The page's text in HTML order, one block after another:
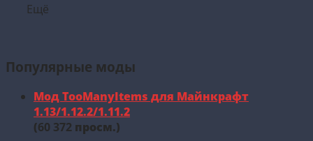
Ещё
Популярные моды
Мод TooManyItems для Майнкрафт
1.13/1.12.2/1.11.2
(60 372 просм.)